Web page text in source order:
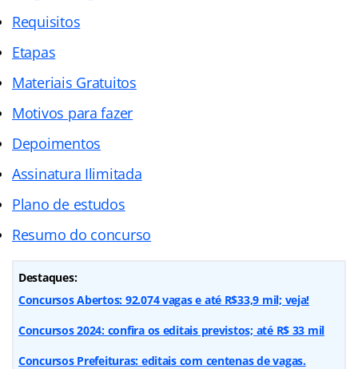
Requisitos
Etapas
Materiais Gratuitos
Motivos para fazer
Depoimentos
Assinatura Ilimitada
Plano de estudos
Resumo do concurso
Destaques:
Concursos Abertos: 92.074 vagas e até R$33,9 mil; veja!
Concursos 2024: confira os editais previstos; até R$ 33 mil
Concursos Prefeituras: editais com centenas de vagas.